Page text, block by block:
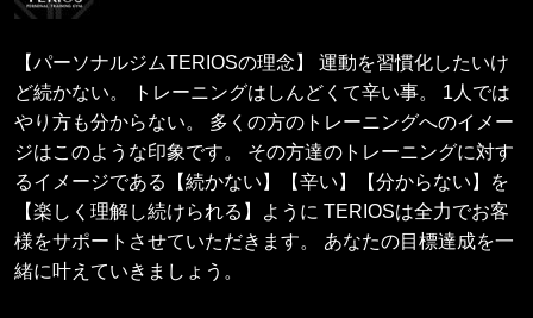
【パーソナルジムTERIOSの理念】 運動を習慣化したいけ
ど続かない。 トレーニングはしんどくて辛い事。 1人では
やり方も分からない。 多くの方のトレーニングへのイメー
ジはこのような印象です。 その方達のトレーニングに対す
るイメージである【続かない】【辛い】【分からない】を
【楽しく理解し続けられる】ように TERIOSは全力でお客
様をサポートさせていただきます。 あなたの目標達成を一
緒に叶えていきましょう。